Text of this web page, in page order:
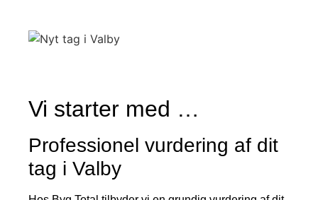
Vi starter med …
Professionel vurdering af dit
tag i Valby